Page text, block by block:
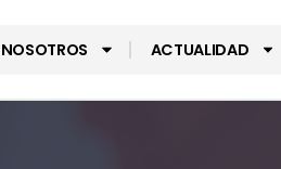
NOSOTROS ACTUALIDAD